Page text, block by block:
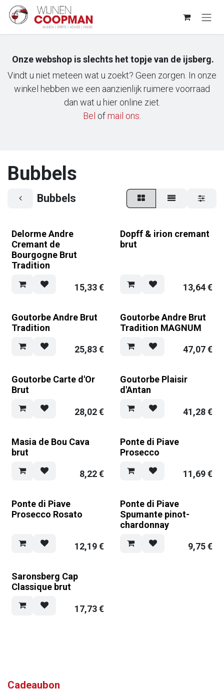
Overslaan naar inhoud
Onze webshop is slechts het topje van de ijsberg.
Vindt u niet meteen wat u zoekt? Geen zorgen. In onze
winkel hebben we een aanzienlijk ruimere voorraad
dan wat u hier online ziet.
Bel ofm​ail ons
Bubbels
Bubbels
Delorme Andre
Cremant de
Bourgogne Brut
Tradition
15,33€
Dopff & irion cremant
brut
13,64€
Goutorbe Andre Brut
Tradition
25,83€
Goutorbe Andre Brut
Tradition MAGNUM
47,07€
Goutorbe Carte d'Or
Brut
28,02€
Goutorbe Plaisir
d'Antan
41,28€
Masia de Bou Cava
brut
8,22€
Ponte di Piave
Prosecco
11,69€
Ponte di Piave
Prosecco Rosato
12,19€
Ponte di Piave
Spumante pinot-
chardonnay
9,75€
Saronsberg Cap
Classique brut
17,73€
Cadeaubon